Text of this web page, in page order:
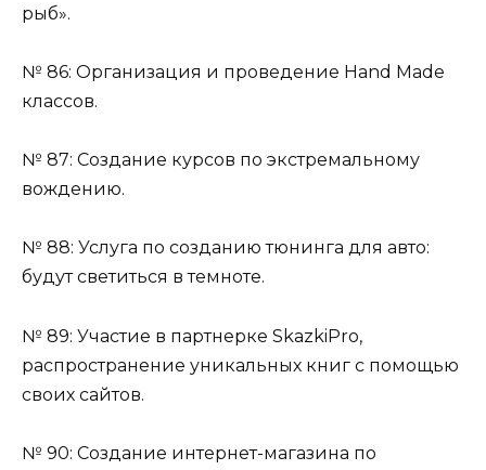
рыб».
№ 86: Организация и проведение Hand Made
классов.
№ 87: Создание курсов по экстремальному
вождению.
№ 88: Услуга по созданию тюнинга для авто:
будут светиться в темноте.
№ 89: Участие в партнерке SkazkiPro,
распространение уникальных книг с помощью
своих сайтов.
№ 90: Создание интернет-магазина по